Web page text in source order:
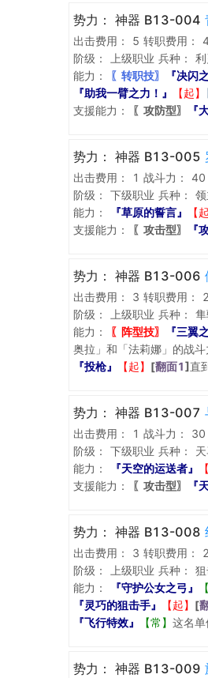
势力： 神器 B13-004
出击费用： 5 转职费用：
阶级：
上级职业 兵种：
能力：
〖转职技〗 『决闪
『助我一臂之力！』
【起】
支援能力：
〖攻防型〗 『
势力： 神器 B13-005
出击费用： 1 战斗力： 40
阶级：
下级职业 兵种：
能力：
『草原的誓言』 【
支援能力：
〖攻击型〗 『
势力： 神器 B13-006
出击费用： 3 转职费用： 2
阶级：
上级职业 兵种：
能力：
〖阵型技〗 『三翼
奥拉」和「法莉娜」的战斗
『投枪』
【起】 [翻面1]直
势力： 神器 B13-007
出击费用： 1 战斗力： 30
阶级：
下级职业 兵种：
能力：
『天空的运送者』
支援能力：
〖攻击型〗 『
势力： 神器 B13-008
出击费用： 3 转职费用： 2
阶级：
上级职业 兵种：
能力：
『守护公女之弓』
『灵巧的狙击手』
【起】 [
『飞行特效』
【常】 这名
势力： 神器 B13-009